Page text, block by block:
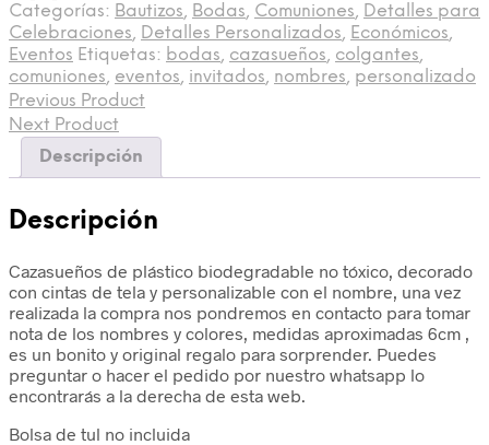
Categorías: Bautizos, Bodas, Comuniones, Detalles para
Celebraciones, Detalles Personalizados, Económicos,
Eventos Etiquetas: bodas, cazasueños, colgantes,
comuniones, eventos, invitados, nombres, personalizado
Previous Product
Next Product
Descripción
Descripción
Cazasueños de plástico biodegradable no tóxico, decorado
con cintas de tela y personalizable con el nombre, una vez
realizada la compra nos pondremos en contacto para tomar
nota de los nombres y colores, medidas aproximadas 6cm ,
es un bonito y original regalo para sorprender. Puedes
preguntar o hacer el pedido por nuestro whatsapp lo
encontrarás a la derecha de esta web.
Bolsa de tul no incluida